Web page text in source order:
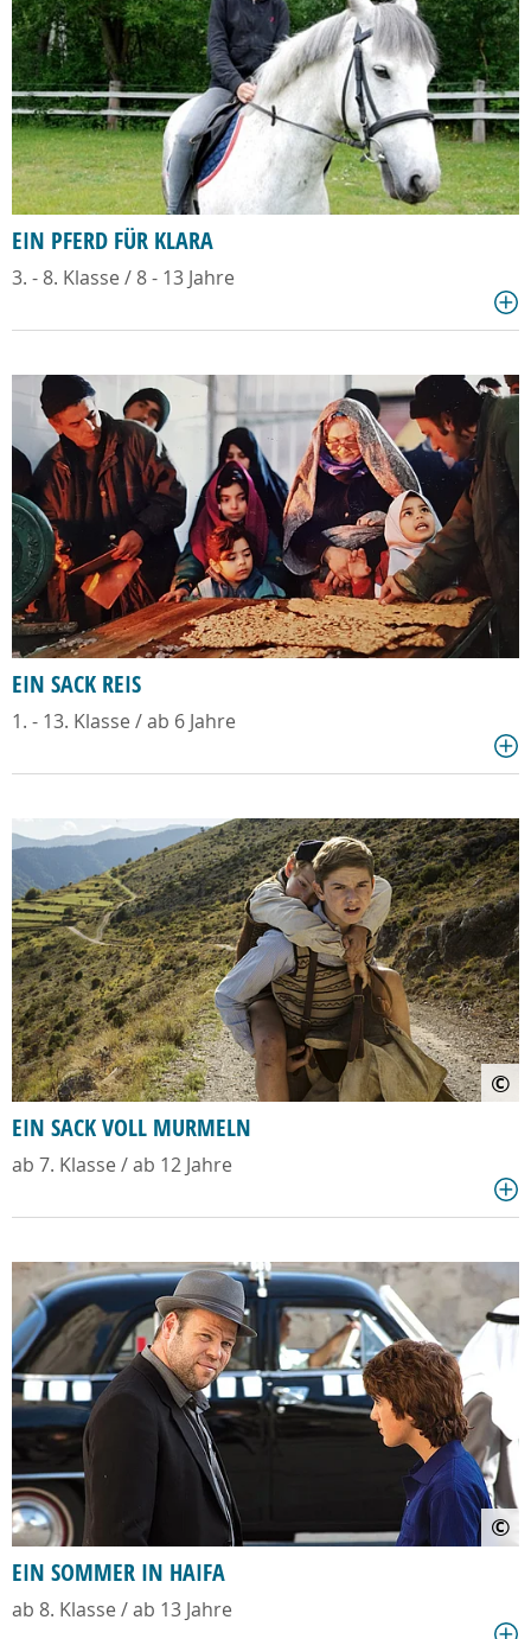
EIN PFERD FÜR KLARA
3. - 8. Klasse / 8 - 13 Jahre
EIN SACK REIS
1. - 13. Klasse / ab 6 Jahre
©
EIN SACK VOLL MURMELN
ab 7. Klasse / ab 12 Jahre
©
EIN SOMMER IN HAIFA
ab 8. Klasse / ab 13 Jahre